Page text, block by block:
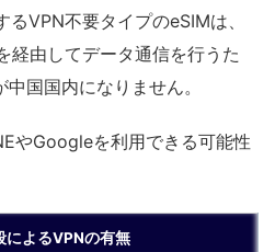
VPN不要タイプのeSIMは、
経由してデータ通信を行うた
国国内になりません。
やGoogleを利用できる可能性
によるVPNの有無